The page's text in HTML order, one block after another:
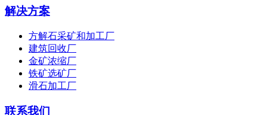
解决方案
方解石采矿和加工厂
建筑回收厂
金矿浓缩厂
铁矿选矿厂
滑石加工厂
联系我们